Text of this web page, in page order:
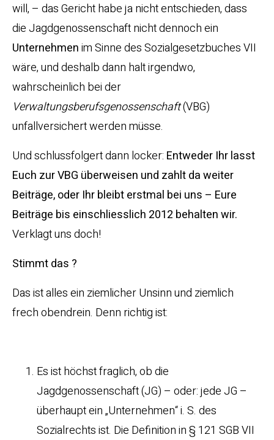
will, – das Gericht habe ja nicht entschieden, dass
die Jagdgenossenschaft nicht dennoch ein
Unternehmenim Sinne des Sozialgesetzbuches VII
wäre, und deshalb dann halt irgendwo,
wahrscheinlich bei der
Verwaltungsberufsgenossenschaft(VBG)
unfallversichert werden müsse.
Und schlussfolgert dann locker: Entweder Ihr lasst
Euch zur VBG überweisen und zahlt da weiter
Beiträge, oder Ihr bleibt erstmal bei uns – Eure
Beiträge bis einschliesslich 2012 behalten wir.
Verklagt uns doch!
Stimmt das ?
Das ist alles ein ziemlicher Unsinn und ziemlich
frech obendrein. Denn richtig ist:
Es ist höchst fraglich, ob die
Jagdgenossenschaft (JG) – oder: jede JG –
überhaupt ein „Unternehmen“ i. S. des
Sozialrechts ist. Die Definition in § 121 SGB VII